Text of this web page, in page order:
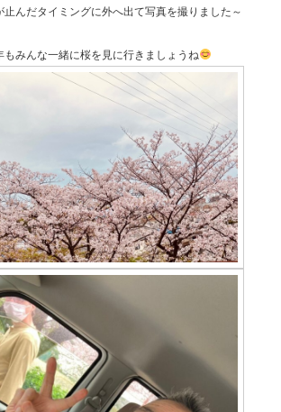
止んだタイミングに外へ出て写真を撮りました～
もみんな一緒に桜を見に行きましょうね